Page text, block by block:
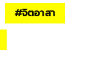
#จิตอาสา